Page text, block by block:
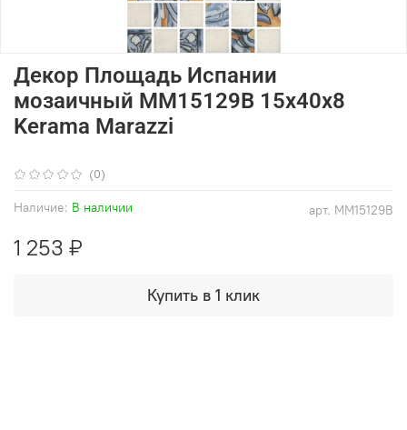
(0)
арт. MM15129B
Наличие: В наличии
Декор Площадь Испании
мозаичный MM15129B 15x40x8
Kerama Marazzi
1 253 ₽
Купить в 1 клик